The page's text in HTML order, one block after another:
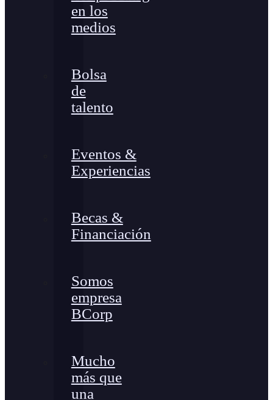
en los
medios
Bolsa
de
talento
Eventos &
Experiencias
Becas &
Financiación
Somos
empresa
BCorp
Mucho
más que
una